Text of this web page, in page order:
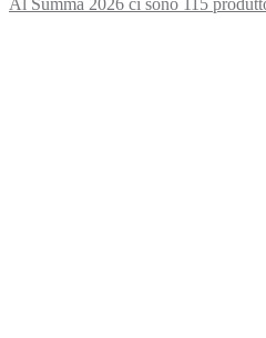
Al Summa 2026 ci sono 115